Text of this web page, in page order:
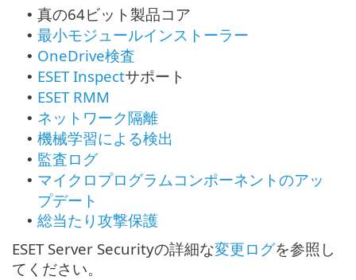
• 真の64ビット製品コア
• 最小モジュールインストーラー
• OneDrive検査
• ESET Inspectサポート
• ESET RMM
• ネットワーク隔離
• 機械学習による検出
• 監査ログ
• マイクロプログラムコンポーネントのアッ
プデート
• 総当たり攻撃保護
ESET Server Securityの詳細な変更ログを参照し
てください。